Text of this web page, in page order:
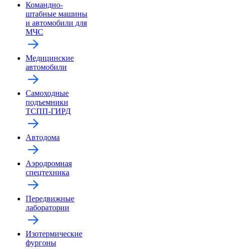
Командно-
штабные машины
и автомобили для
МЧС
Медицинские
автомобили
Самоходные
подъемники
ТСПП-ГИРД
Автодома
Аэродромная
спецтехника
Передвижные
лаборатории
Изотермические
фургоны